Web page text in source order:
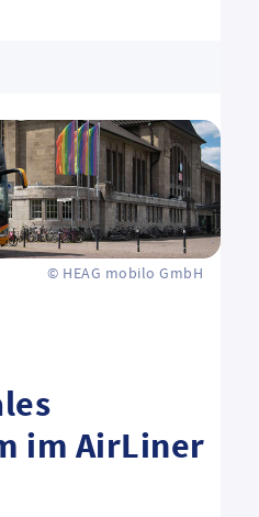
© HEAG mobilo GmbH
im AirLiner